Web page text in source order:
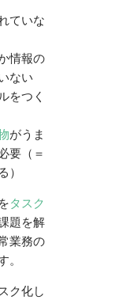
ていな
情報の
ない
をつく
がうま
要（＝
）
タスク
題を解
業務の
ク化し